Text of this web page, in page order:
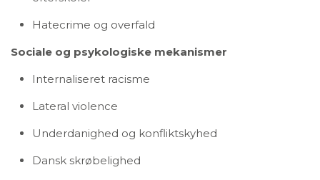
Hatecrime og overfald
Sociale og psykologiske mekanismer
Internaliseret racisme
Lateral violence
Underdanighed og konfliktskyhed
Dansk skrøbelighed